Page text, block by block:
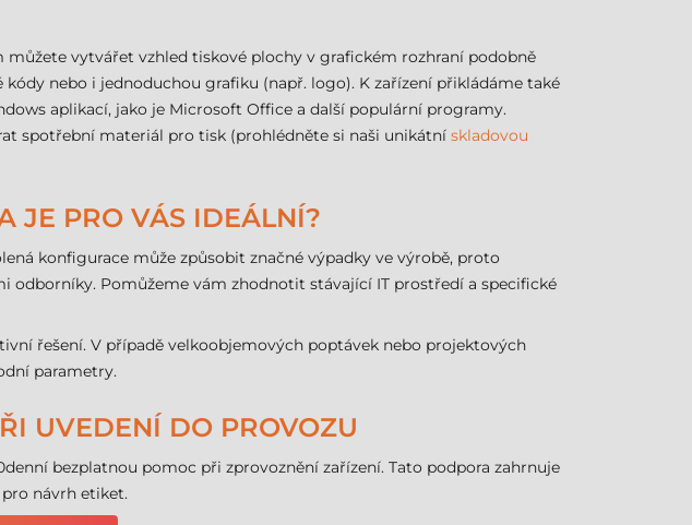
vytvářet vzhled tiskové plochy v grafickém rozhraní podobně
nebo i jednoduchou grafiku (např. logo). K zařízení přikládáme také
aplikací, jako je Microsoft Office a další populární programy.
spotřební materiál pro tisk (prohlédněte si naši unikátní skladovou
JE PRO VÁS IDEÁLNÍ?
konfigurace může způsobit značné výpadky ve výrobě, proto
Pomůžeme vám zhodnotit stávající IT prostředí a specifické
řešení. V případě velkoobjemových poptávek nebo projektových
parametry.
UVEDENÍ DO PROVOZU
bezplatnou pomoc při zprovoznění zařízení. Tato podpora zahrnuje
návrh etiket.